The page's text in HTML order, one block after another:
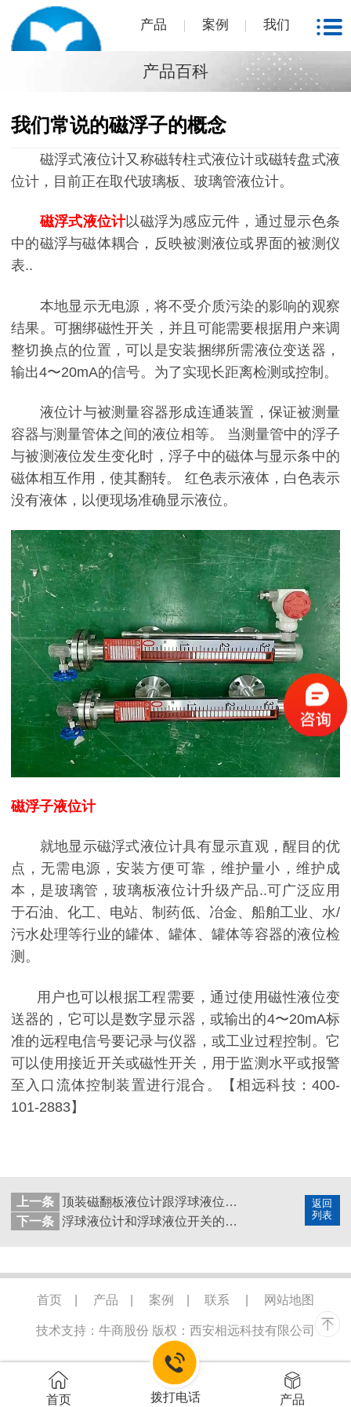
产品 案例 我们
产品百科
我们常说的磁浮子的概念
磁浮式液位计又称磁转柱式液位计或磁转盘式液
位计，目前正在取代玻璃板、玻璃管液位计。
磁浮式液位计以磁浮为感应元件，通过显示色条
中的磁浮与磁体耦合，反映被测液位或界面的被测仪
表..
本地显示无电源，将不受介质污染的影响的观察
结果。可捆绑磁性开关，并且可能需要根据用户来调
整切换点的位置，可以是安装捆绑所需液位变送器，
输出4〜20mA的信号。为了实现长距离检测或控制。
液位计与被测量容器形成连通装置，保证被测量
容器与测量管体之间的液位相等。 当测量管中的浮子
与被测液位发生变化时，浮子中的磁体与显示条中的
磁体相互作用，使其翻转。 红色表示液体，白色表示
没有液体，以便现场准确显示液位。
磁浮子液位计
就地显示磁浮式液位计具有显示直观，醒目的优
点，无需电源，安装方便可靠，维护量小，维护成
本，是玻璃管，玻璃板液位计升级产品..可广泛应用
于石油、化工、电站、制药低、冶金、船舶工业、水/
污水处理等行业的罐体、罐体、罐体等容器的液位检
测。
用户也可以根据工程需要，通过使用磁性液位变
送器的，它可以是数字显示器，或输出的4〜20mA标
准的远程电信号要记录与仪器，或工业过程控制。它
可以使用接近开关或磁性开关，用于监测水平或报警
至入口流体控制装置进行混合。【相远科技：400-
101-2883】
返回
列表
上一条
顶装磁翻板液位计跟浮球液位计哪个好用
下一条
浮球液位计和浮球液位开关的区别
首页 产品 案例 联系 网站地图
技术支持：牛商股份 版权：西安相远科技有限公司
首页 拨打电话 产品